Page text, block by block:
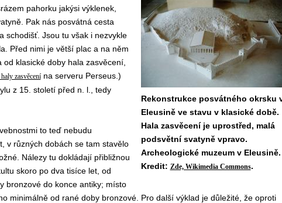
Rekonstrukce posvátného okrsku
Eleusině ve stavu v klasické době.
Hala zasvěcení je uprostřed, malá
podsvětní svatyně vpravo.
Archeologické muzeum v Eleusině.
Kredit: Zde, Wikimedia Commons.
pahorku jakýsi výklenek,
Pak nás posvátná cesta
schodišť. Jsou tu však i nezvykle
Před nimi je větší plac a na něm
klasické doby hala zasvěcení,
zasvěcenína serveru Perseus.)
z 15. století před n. l., tedy
to teď nebudu
v různých dobách se tam stavělo
Nálezy tu dokládají přibližnou
skoro po dva tisíce let, od
bronzové do konce antiky; místo
minimálně od rané doby bronzové. Pro další výklad je důležité, že oproti